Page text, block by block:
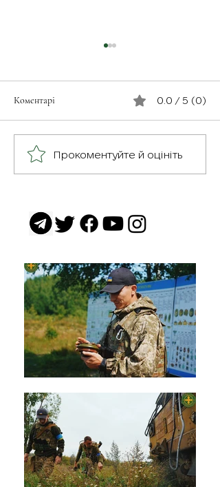
Військовослужбовець з
псевдо «Чех» з батальйону
Коментарі 0.0 / 5 (0)
Прокоментуйте й оцініть